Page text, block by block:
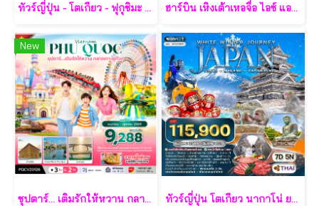
ทัวร์ญี่ปุ่น - โตเกียว - ฟุกุชิมะ - ยามากะตะ - เซนได 7 วัน - TG ฮาร์บิน เหิงเต้าเหอจื่อ ไอซ์ แอนด์ สโนว์ เวิล์ด 7 วัน 5 คืน-XJ
New
ซุปตาร์... เติมรักให้หวาน กลางเกาะฟูก๊วก 3 วัน 2 คืน - VZ ทัวร์ญี่ปุ่น โตเกียว นากาโน่ ยามานาชิ 7 วัน - TG